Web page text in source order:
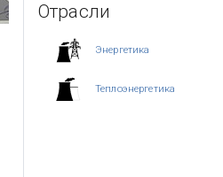
Отрасли
Энергетика
Теплоэнергетика